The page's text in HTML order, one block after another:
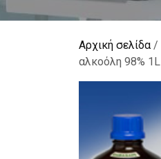
Αρχική σελίδα/
αλκοόλη 98% 1L